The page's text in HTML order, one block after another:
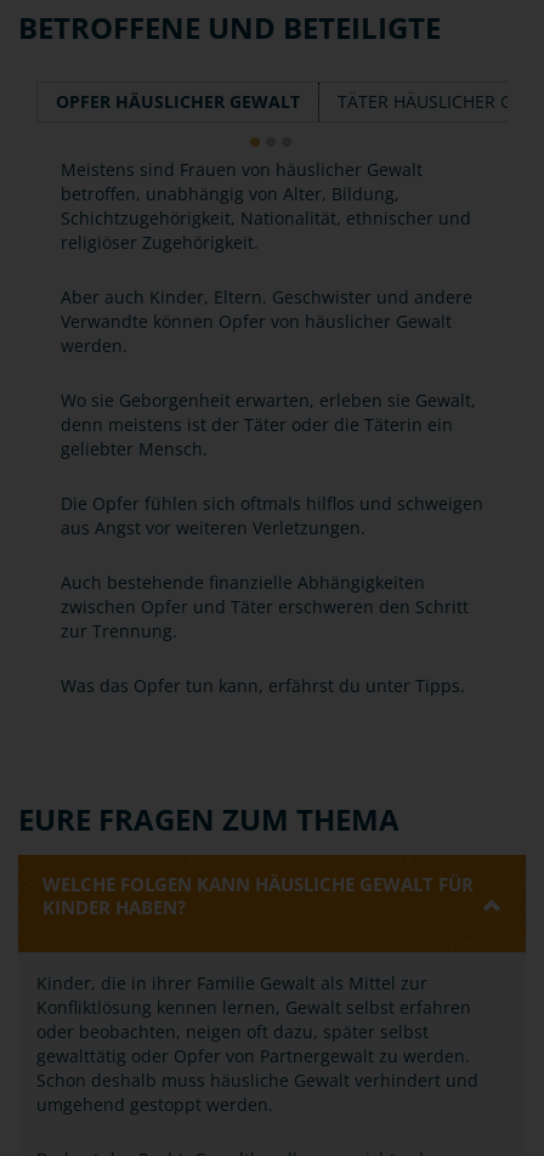
BETROFFENE UND BETEILIGTE
OPFER HÄUSLICHER GEWALT TÄTER HÄUSLICHER
Meistens sind Frauen von häuslicher Gewalt
betroffen, unabhängig von Alter, Bildung,
Schichtzugehörigkeit, Nationalität, ethnischer und
religiöser Zugehörigkeit.
Aber auch Kinder, Eltern, Geschwister und andere
Verwandte können Opfer von häuslicher Gewalt
werden.
Wo sie Geborgenheit erwarten, erleben sie Gewalt,
denn meistens ist der Täter oder die Täterin ein
geliebter Mensch.
Die Opfer fühlen sich oftmals hilflos und schweigen
aus Angst vor weiteren Verletzungen.
Auch bestehende finanzielle Abhängigkeiten
zwischen Opfer und Täter erschweren den Schritt
zur Trennung.
Was das Opfer tun kann, erfährst du unter Tipps.
EURE FRAGEN ZUM THEMA
WELCHE FOLGEN KANN HÄUSLICHE GEWALT FÜR
KINDER HABEN?
Kinder, die in ihrer Familie Gewalt als Mittel zur
Konfliktlösung kennen lernen, Gewalt selbst erfahren
oder beobachten, neigen oft dazu, später selbst
gewalttätig oder Opfer von Partnergewalt zu werden.
Schon deshalb muss häusliche Gewalt verhindert und
umgehend gestoppt werden.